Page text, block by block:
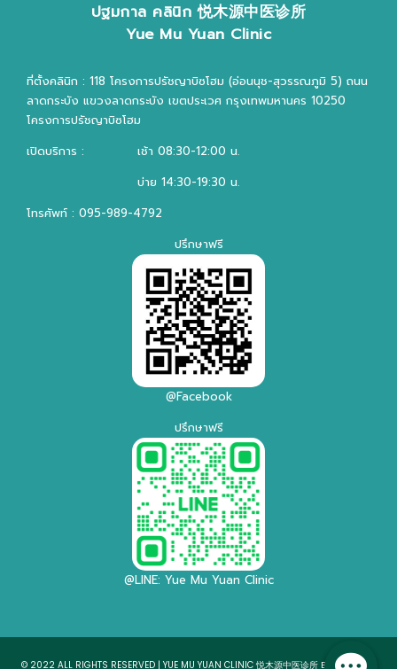
ปฐมกาล คลินิก 悦木源中医诊所
Yue Mu Yuan Clinic
ที่ตั้งคลินิก : 118 โครงการปรัชญาบิซโฮม (อ่อนนุช-สุวรรณภูมิ 5) ถนน
ลาดกระบัง แขวงลาดกระบัง เขตประเวศ กรุงเทพมหานคร 10250
โครงการปรัชญาบิซโฮม
เปิดบริการ :
เช้า 08:30-12:00 น.
บ่าย 14:30-19:30 น.
โทรศัพท์ : 095-989-4792
ปรึกษาฟรี
@Facebook
ปรึกษาฟรี
@LINE: Yue Mu Yuan Clinic
© 2022 ALL RIGHTS RESERVED | YUE MU YUAN CLINIC 悦木源中医诊所 BY MEETING